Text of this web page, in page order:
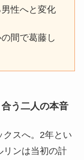
性へと変化
間で葛藤し
う二人の本音
クスへ。2年とい
リンは当初の計